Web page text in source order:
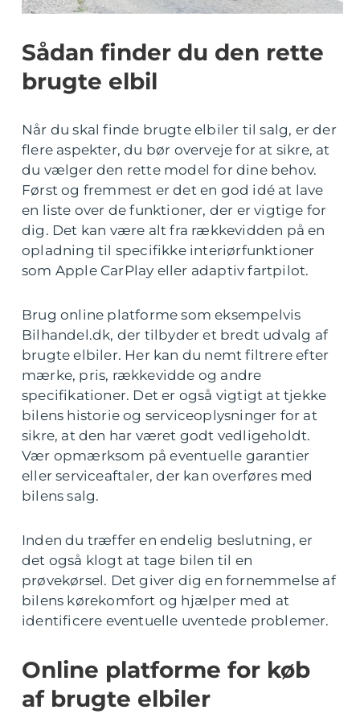
Sådan finder du den rette
brugte elbil
Når du skal finde brugte elbiler til salg, er der
flere aspekter, du bør overveje for at sikre, at
du vælger den rette model for dine behov.
Først og fremmest er det en god idé at lave
en liste over de funktioner, der er vigtige for
dig. Det kan være alt fra rækkevidden på en
opladning til specifikke interiørfunktioner
som Apple CarPlay eller adaptiv fartpilot.
Brug online platforme som eksempelvis
Bilhandel.dk, der tilbyder et bredt udvalg af
brugte elbiler. Her kan du nemt filtrere efter
mærke, pris, rækkevidde og andre
specifikationer. Det er også vigtigt at tjekke
bilens historie og serviceoplysninger for at
sikre, at den har været godt vedligeholdt.
Vær opmærksom på eventuelle garantier
eller serviceaftaler, der kan overføres med
bilens salg.
Inden du træffer en endelig beslutning, er
det også klogt at tage bilen til en
prøvekørsel. Det giver dig en fornemmelse af
bilens kørekomfort og hjælper med at
identificere eventuelle uventede problemer.
Online platforme for køb
af brugte elbiler